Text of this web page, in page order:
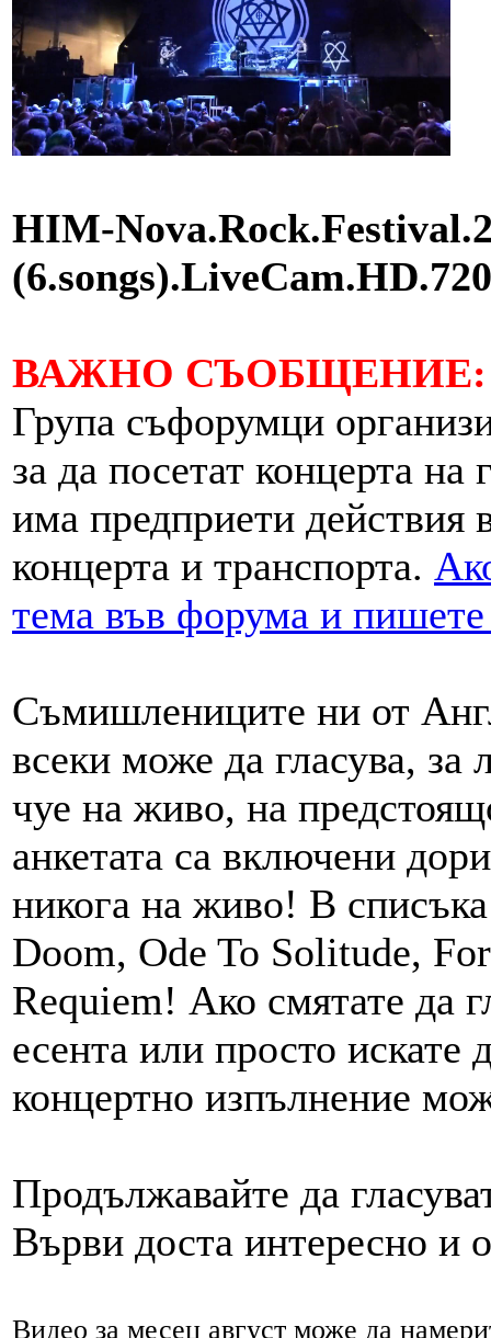
HIM-
ВАЖНО СЪОБЩЕНИЕ:
Група съфорумци
за да посетат концерта
има предприети действия
концерта и транспорта.
тема във форума и
Съмишлениците ни от
всеки може да гласува,
чуе на живо, на
анкетата са включени
никога на живо! В
Doom, Ode To Solitude,
Requiem! Ако смятате да
есента или просто искате
концертно изпълнение
Продължавайте да
Върви доста интересно и
Видео за месец август може да